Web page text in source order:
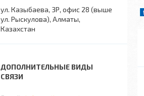
ул. Казыбаева, 3Р, офис 28 (выше
ул. Рыскулова), Алматы,
Казахстан